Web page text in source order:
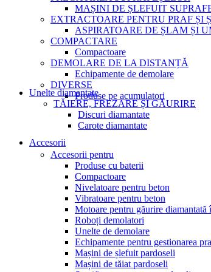
MAȘINI DE ȘLEFUIT
EXTRACTOARE PENTRU PRAF ȘI
ASPIRATOARE DE ȘLAM ȘI
COMPACTARE
Compactoare
DEMOLARE DE LA DISTANȚĂ
Echipamente de demolare
DIVERSE
Produse pe acumulatori
Unelte diamantate
TĂIERE, FREZARE ȘI GĂURIRE
Discuri diamantate
Carote diamantate
Accesorii
Accesorii pentru
Produse cu baterii
Compactoare
Nivelatoare pentru beton
Vibratoare pentru beton
Motoare pentru găurire diamantată
Roboți demolatori
Unelte de demolare
Echipamente pentru gestionarea
Mașini de șlefuit pardoseli
Mașini de tăiat pardoseli